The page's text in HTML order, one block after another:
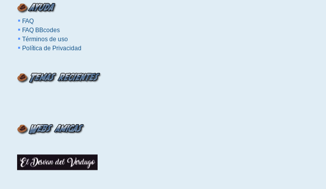
FAQ
FAQ BBcodes
Términos de uso
Política de Privacidad